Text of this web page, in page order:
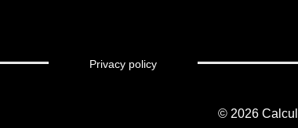
Privacy policy
© 2026